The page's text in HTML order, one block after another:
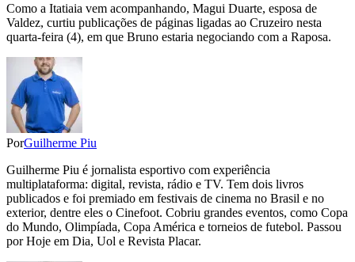
Como a Itatiaia vem acompanhando, Magui Duarte, esposa de
Valdez, curtiu publicações de páginas ligadas ao Cruzeiro nesta
quarta-feira (4), em que Bruno estaria negociando com a Raposa.
PorGuilherme Piu
Guilherme Piu é jornalista esportivo com experiência
multiplataforma: digital, revista, rádio e TV. Tem dois livros
publicados e foi premiado em festivais de cinema no Brasil e no
exterior, dentre eles o Cinefoot. Cobriu grandes eventos, como Copa
do Mundo, Olimpíada, Copa América e torneios de futebol. Passou
por Hoje em Dia, Uol e Revista Placar.